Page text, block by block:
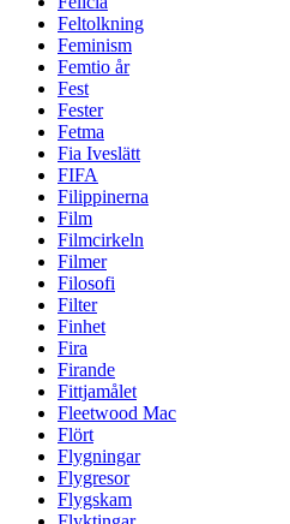
Feltolkning
Feminism
Femtio år
Fest
Fester
Fetma
Fia Iveslätt
FIFA
Filippinerna
Film
Filmcirkeln
Filmer
Filosofi
Filter
Finhet
Fira
Firande
Fittjamålet
Fleetwood Mac
Flört
Flygningar
Flygresor
Flygskam